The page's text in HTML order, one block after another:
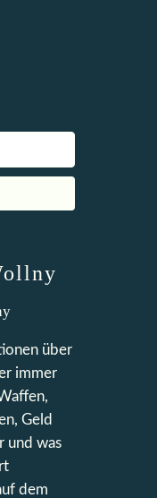
über
immer
Geld
und was
dem